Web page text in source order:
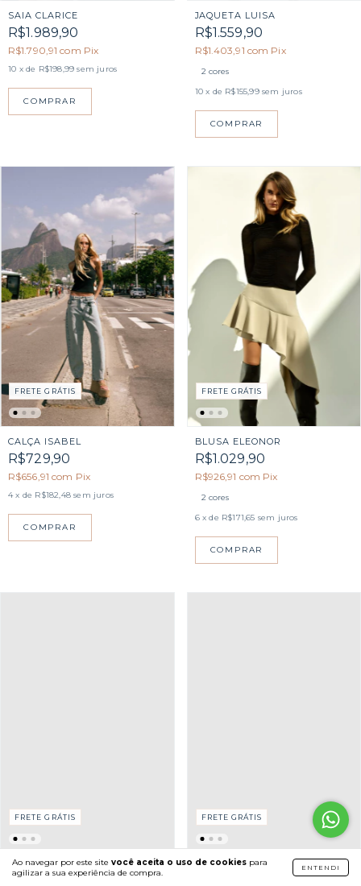
Ao navegar por este site você aceita o uso de cookies para
agilizar a sua experiência de compra.
ENTENDI
SAIA CLARICE
R$1.989,90
R$1.790,91com Pix
10 x de R$198,99 sem juros
COMPRAR
JAQUETA LUISA
R$1.559,90
R$1.403,91 com Pix
2 cores
10 x de R$155,99 sem juros
COMPRAR
FRETE GRÁTIS
CALÇA ISABEL
R$729,90
R$656,91com Pix
4 x de R$182,48 sem juros
COMPRAR
FRETE GRÁTIS
BLUSA ELEONOR
R$1.029,90
R$926,91 com Pix
2 cores
6 x de R$171,65 sem juros
COMPRAR
FRETE GRÁTIS
BERMUDA DIANA
FRETE GRÁTIS
BLUSA RENATA